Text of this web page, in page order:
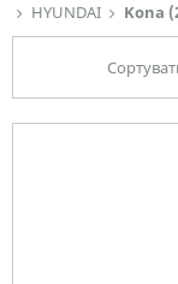
HYUNDAI
Kona